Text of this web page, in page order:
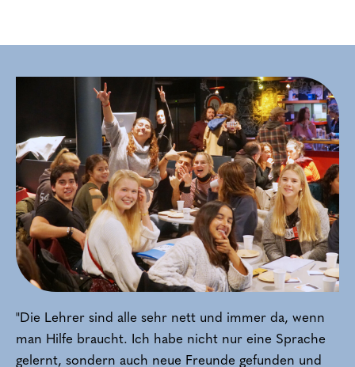
"Die Lehrer sind alle sehr nett und immer da, wenn
man Hilfe braucht. Ich habe nicht nur eine Sprache
gelernt, sondern auch neue Freunde gefunden und